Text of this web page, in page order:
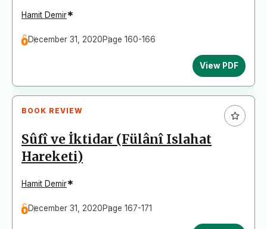
Hamit Demir*
December 31, 2020Page 160-166
View PDF
BOOK REVIEW
Sûfî ve İktidar (Fülânî Islahat
Hareketi)
Hamit Demir*
December 31, 2020Page 167-171